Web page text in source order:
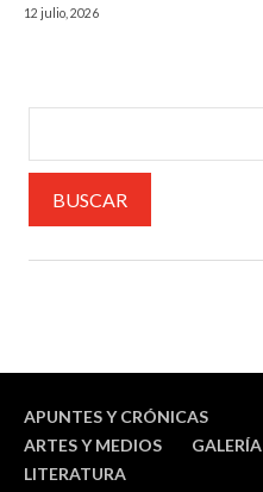
12 julio, 2026
APUNTES Y CRÓNICAS
ARTES Y MEDIOS
GALERÍA
LITERATURA